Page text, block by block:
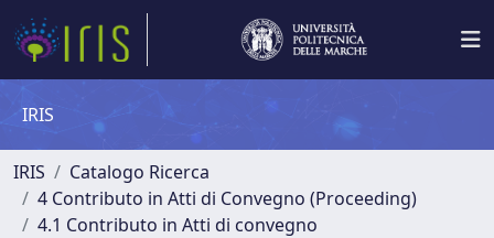
IRIS
IRIS
Catalogo Ricerca
4 Contributo in Atti di Convegno (Proceeding)
4.1 Contributo in Atti di convegno